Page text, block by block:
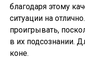
благодаря этому
ситуации на
проигрывать,
в их подсознании.
коне.